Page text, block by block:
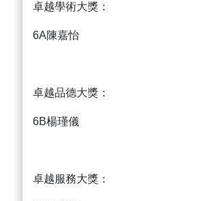
卓越學術大獎：
6A陳嘉怡
卓越品德大獎：
6B楊瑾儀
卓越服務大獎：